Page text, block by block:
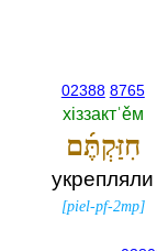
02388 8765
хiззактˈěм
חִזַּקְתֶּ֜ם
укрепляли
[piel-pf-2mp]